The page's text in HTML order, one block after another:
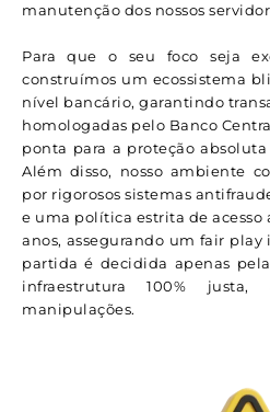
manutenção dos nossos
Para que o seu foco seja
construímos um ecossistema
nível bancário, garantindo
homologadas pelo Banco
ponta para a proteção
Além disso, nosso ambiente
por rigorosos sistemas
e uma política estrita de acesso
anos, assegurando um fair
partida é decidida apenas
infraestrutura 100%
manipulações.